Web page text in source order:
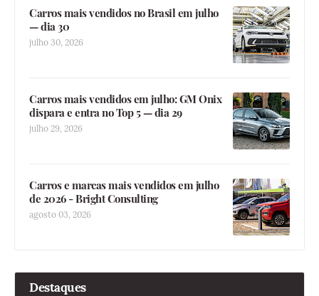
Carros mais vendidos no Brasil em julho
— dia 30
julho 30, 2026
Carros mais vendidos em julho: GM Onix
dispara e entra no Top 5 — dia 29
julho 29, 2026
Carros e marcas mais vendidos em julho
de 2026 - Bright Consulting
agosto 03, 2026
Destaques